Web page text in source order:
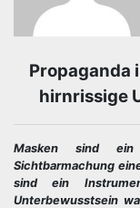
Propaganda
hirnrissige
Masken sind ein
Sichtbarmachung
sind ein
Unterbewusstsein